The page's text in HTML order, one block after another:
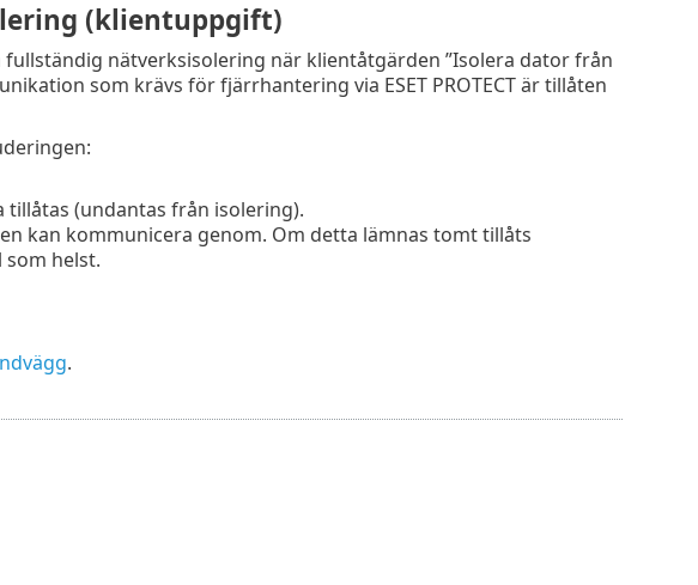
(klientuppgift)
nätverksisolering när klientåtgärden ”Isolera dator från
som krävs för fjärrhantering via ESET PROTECT är tillåten
tillåtas (undantas från isolering).
kan kommunicera genom. Om detta lämnas tomt tillåts
helst.
.